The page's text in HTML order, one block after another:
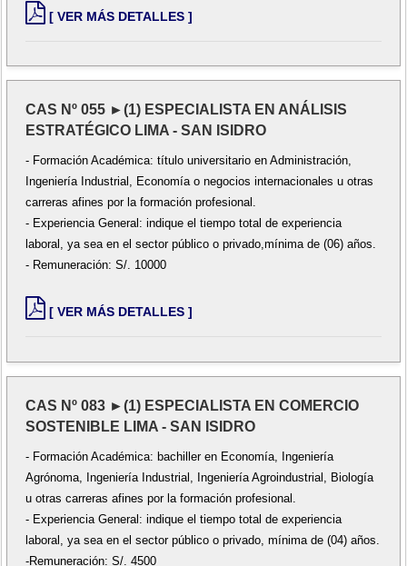
[ VER MÁS DETALLES ]
CAS Nº 055 ►(1) ESPECIALISTA EN ANÁLISIS
ESTRATÉGICO LIMA - SAN ISIDRO
- Formación Académica: título universitario en Administración,
Ingeniería Industrial, Economía o negocios internacionales u otras
carreras afines por la formación profesional.
- Experiencia General: indique el tiempo total de experiencia
laboral, ya sea en el sector público o privado,mínima de (06) años.
- Remuneración: S/. 10000
[ VER MÁS DETALLES ]
CAS Nº 083 ►(1) ESPECIALISTA EN COMERCIO
SOSTENIBLE LIMA - SAN ISIDRO
- Formación Académica: bachiller en Economía, Ingeniería
Agrónoma, Ingeniería Industrial, Ingeniería Agroindustrial, Biología
u otras carreras afines por la formación profesional.
- Experiencia General: indique el tiempo total de experiencia
laboral, ya sea en el sector público o privado, mínima de (04) años.
-Remuneración: S/. 4500